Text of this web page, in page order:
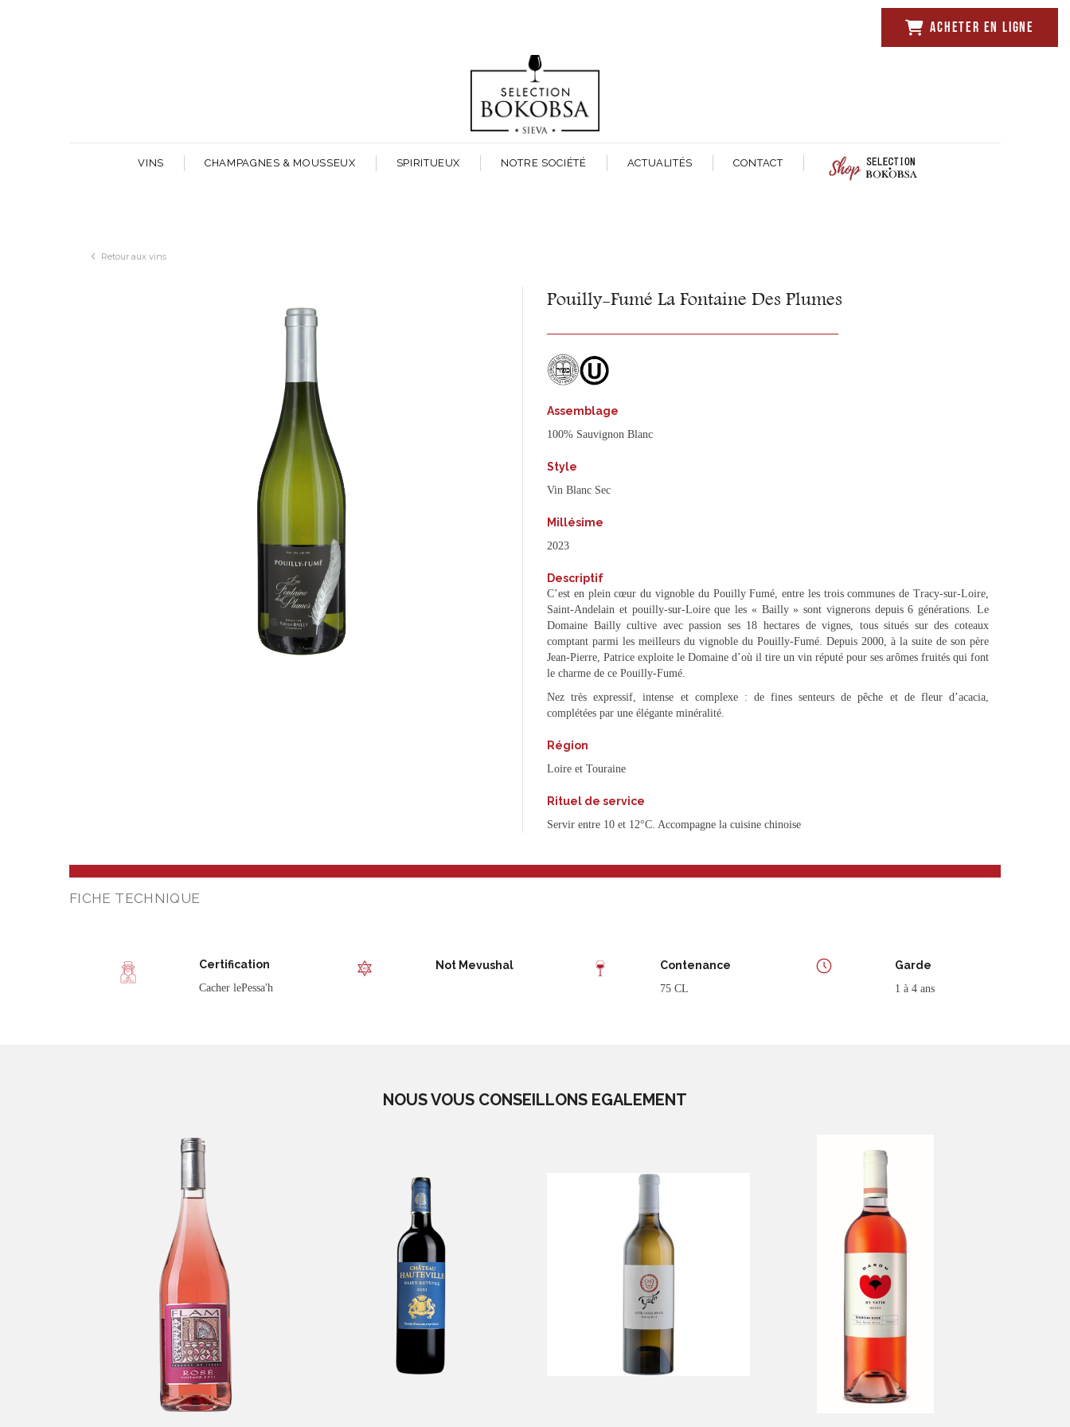
ACHETER EN LIGNE
VINS CHAMPAGNES & MOUSSEUX SPIRITUEUX NOTRE SOCIÉTÉ ACTUALITÉS CONTACT
Retour aux vins
Pouilly-Fumé La Fontaine Des Plumes
Assemblage
100% Sauvignon Blanc
Style
Vin Blanc Sec
Millésime
2023
Descriptif
C’est en plein cœur du vignoble du Pouilly Fumé, entre les trois communes de Tracy-sur-Loire,
Saint-Andelain et pouilly-sur-Loire que les « Bailly » sont vignerons depuis 6 générations. Le
Domaine Bailly cultive avec passion ses 18 hectares de vignes, tous situés sur des coteaux
comptant parmi les meilleurs du vignoble du Pouilly-Fumé. Depuis 2000, à la suite de son père
Jean-Pierre, Patrice exploite le Domaine d’où il tire un vin réputé pour ses arômes fruités qui font
le charme de ce Pouilly-Fumé.
Nez très expressif, intense et complexe : de fines senteurs de pêche et de fleur d’acacia,
complétées par une élégante minéralité.
Région
Loire et Touraine
Rituel de service
Servir entre 10 et 12°C. Accompagne la cuisine chinoise
FICHE TECHNIQUE
Certification
Cacher lePessa'h
Not Mevushal Contenance
75 CL
Garde
1 à 4 ans
NOUS VOUS CONSEILLONS EGALEMENT
Flam Rosé Château Hauteville
-
Saint Estephe
Yatir Creek Blanc
-
Yatir
By Yatir Darom Rosé
-